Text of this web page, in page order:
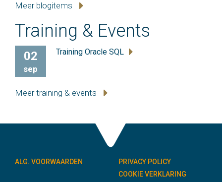
Meer blogitems
Training & Events
02
sep
Training Oracle SQL
Meer training & events
ALG. VOORWAARDEN
PRIVACY POLICY
COOKIE VERKLARING